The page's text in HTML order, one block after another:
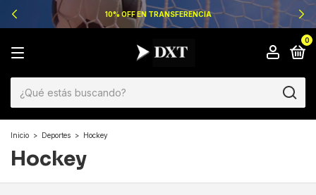
10% OFF EN TRANSFERENCIA
0
Inicio > Deportes > Hockey
Hockey